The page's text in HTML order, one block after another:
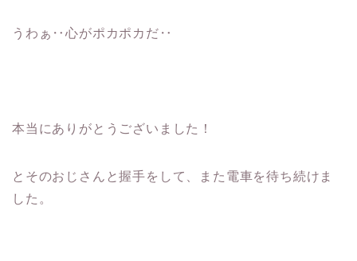
うわぁ‥心がポカポカだ‥
本当にありがとうございました！
とそのおじさんと握手をして、また電車を待ち続けま
した。